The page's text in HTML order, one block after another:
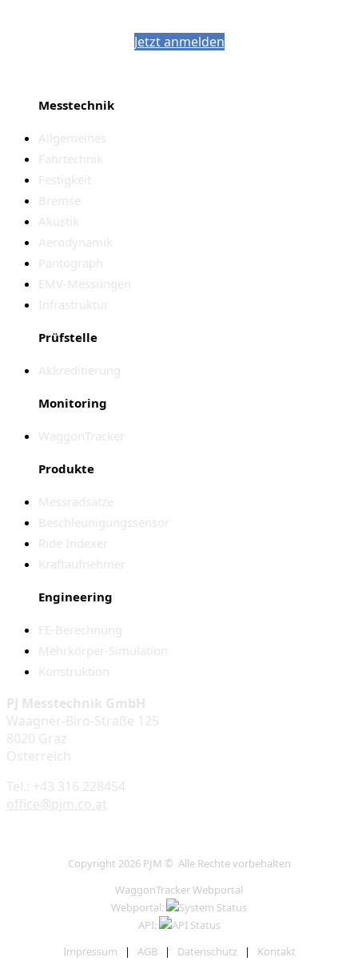
Jetzt anmelden
Messtechnik
Allgemeines
Fahrtechnik
Festigkeit
Bremse
Akustik
Aerodynamik
Pantograph
EMV-Messungen
Infrastruktur
Prüfstelle
Akkreditierung
Monitoring
WaggonTracker
Produkte
Messradsätze
Beschleunigungssensor
Ride Indexer
Kraftaufnehmer
Engineering
FE-Berechnung
Mehrkörper-Simulation
Konstruktion
PJ Messtechnik GmbH
Waagner-Biro-Straße 125
8020 Graz
Österreich
Tel.: +43 316 228454
office@pjm.co.at
Copyright 2026 PJM © Alle Rechte vorbehalten
WaggonTracker Webportal
Webportal:
API:
Impressum | AGB| Datenschutz| Kontakt